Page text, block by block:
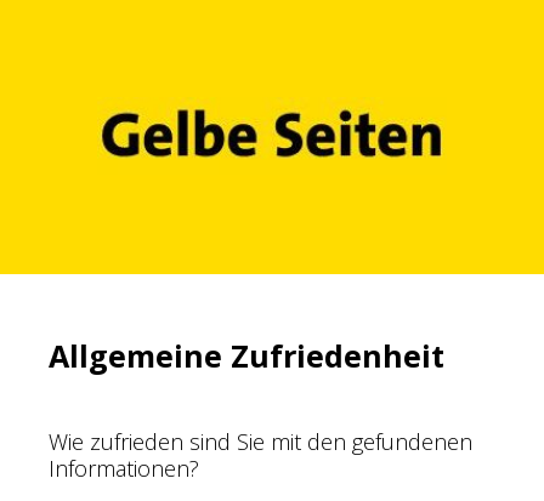
Allgemeine Zufriedenheit
Wie zufrieden sind Sie mit den gefundenen
Informationen?